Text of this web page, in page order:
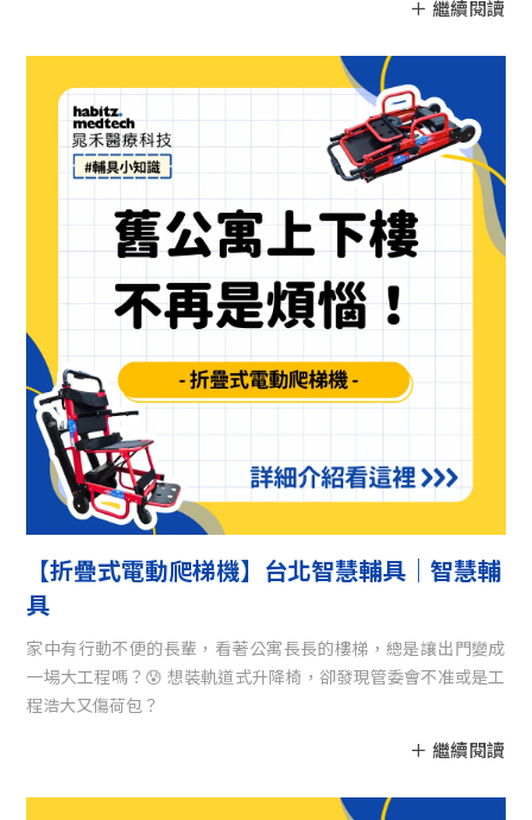
【折疊式電動爬梯機】台北智慧輔具｜智慧輔
具
家中有行動不便的長輩，看著公寓長長的樓梯，總是讓出門變成
一場大工程嗎？😰 想裝軌道式升降椅，卻發現管委會不准或是工
程浩大又傷荷包？